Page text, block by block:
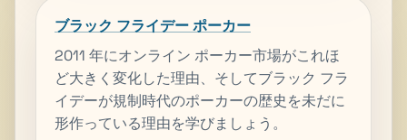
ブラック フライデー ポーカー
2011 年にオンライン ポーカー市場がこれほ
ど大きく変化した理由、そしてブラック フラ
イデーが規制時代のポーカーの歴史を未だに
形作っている理由を学びましょう。